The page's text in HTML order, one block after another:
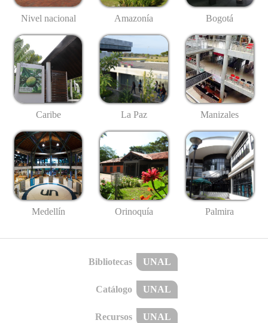
Nivel nacional Amazonía Bogotá
Caribe La Paz Manizales
Medellín Orinoquía Palmira
Bibliotecas UNAL
Catálogo UNAL
Recursos UNAL